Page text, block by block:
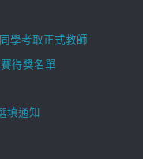
學考取正式教師
得獎名單
填通知